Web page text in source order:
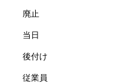
廃止
当日
後付け
従業員